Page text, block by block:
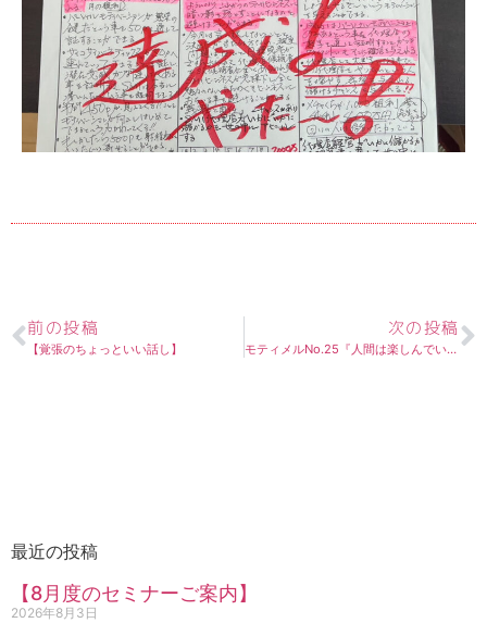
前の投稿
【覚張のちょっといい話し】
次の投稿
モティメルNo.25『人間は楽しんでいるとき最高の力を発揮する』
最近の投稿
【8月度のセミナーご案内】
2026年8月3日